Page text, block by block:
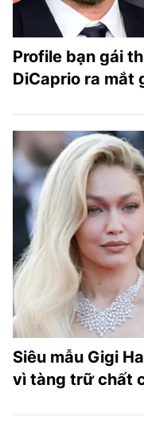
Profile bạn gái
DiCaprio ra mắt
Siêu mẫu Gigi
vì tàng trữ chất